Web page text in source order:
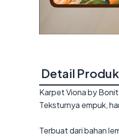
Detail Produk
Karpet Viona by
Teksturnya empuk,
Terbuat dari bahan